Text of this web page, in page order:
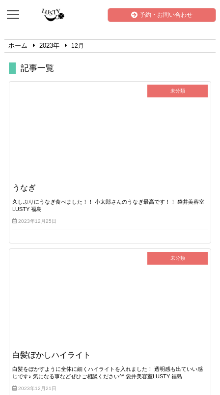
予約・お問い合わせ
ホーム 2023年 12月
記事一覧
未分類
うなぎ
久しぶりにうなぎ食べました！！ 小太郎さんのうなぎ最高です！！ 袋井美容室
LUSTY 福島
2023年12月25日
未分類
白髪ぼかしハイライト
白髪をぼかすように全体に細くハイライトを入れました！ 透明感も出ていい感
じです♪ 気になる事などぜひご相談ください^^ 袋井美容室LUSTY 福島
2023年12月21日